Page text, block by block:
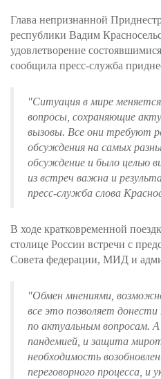
Глава непризнанной
республики Вадим
удовлетворение
сообщила пресс-служба
"Ситуация в мире
вопросы, сохраняющие
вызовы. Все они требуют
обсуждения на самых
обсуждение и было целью
из встреч важна и
пресс-служба слова
В ходе кратковременной
столице России встречи с
Совета федерации, МИД и
"Обмен мнениями,
все это позволяет
по актуальным вопросам.
пандемией, и защита
необходимость
переговорного процесса, и